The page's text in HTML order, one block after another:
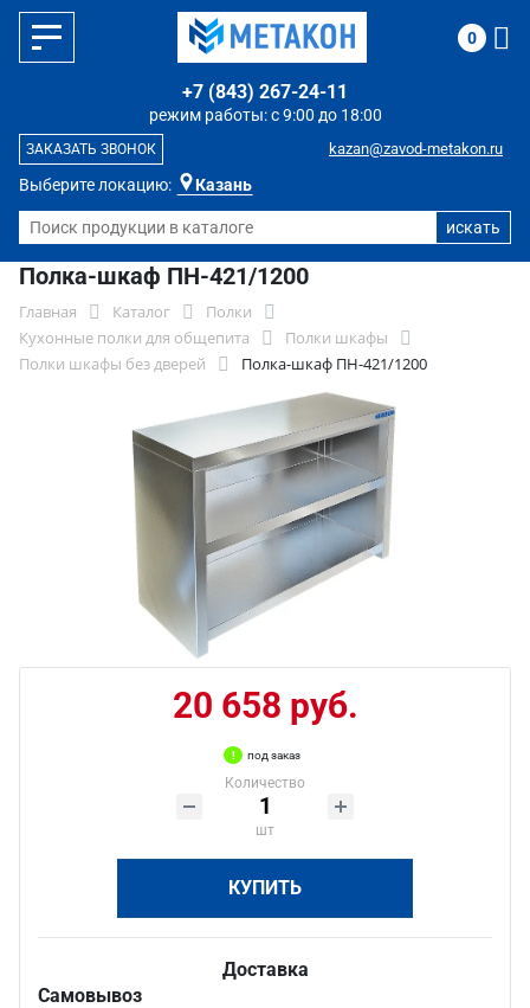
Выберите локацию: Казань
режим работы: с 9:00 до 18:00
+7 (843) 267-24-11
kazan@zavod-metakon.ru
ЗАКАЗАТЬ ЗВОНОК
0
Полка-шкаф ПН-421/1200
Главная Каталог
Полки
Кухонные полки для общепита
Полки шкафы
Полки шкафы без дверей
Полка-шкаф ПН-421/1200
20 658 руб.
под заказ
Количество
шт
КУПИТЬ
Доставка
Самовывоз